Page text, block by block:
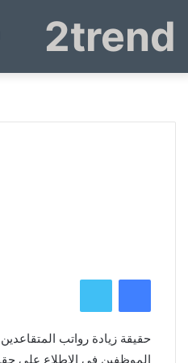
2trend
فيسبوك تويتر